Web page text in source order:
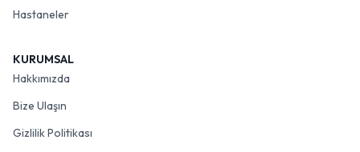
Hastaneler
KURUMSAL
Hakkımızda
Bize Ulaşın
Gizlilik Politikası